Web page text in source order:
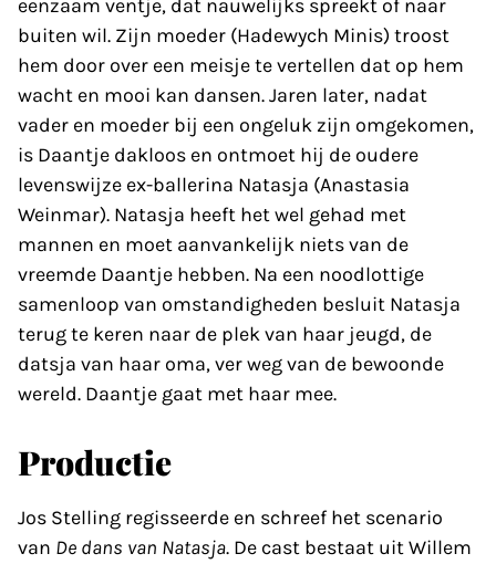
eenzaam ventje, dat nauwelijks spreekt of naar
buiten wil. Zijn moeder (Hadewych Minis) troost
hem door over een meisje te vertellen dat op hem
wacht en mooi kan dansen. Jaren later, nadat
vader en moeder bij een ongeluk zijn omgekomen,
is Daantje dakloos en ontmoet hij de oudere
levenswijze ex-ballerina Natasja (Anastasia
Weinmar). Natasja heeft het wel gehad met
mannen en moet aanvankelijk niets van de
vreemde Daantje hebben. Na een noodlottige
samenloop van omstandigheden besluit Natasja
terug te keren naar de plek van haar jeugd, de
datsja van haar oma, ver weg van de bewoonde
wereld. Daantje gaat met haar mee.
Productie
Jos Stelling regisseerde en schreef het scenario
van De dans van Natasja. De cast bestaat uit Willem